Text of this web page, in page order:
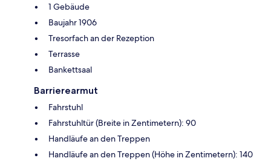
1 Gebäude
Baujahr 1906
Tresorfach an der Rezeption
Terrasse
Bankettsaal
Barrierearmut
Fahrstuhl
Fahrstuhltür (Breite in Zentimetern): 90
Handläufe an den Treppen
Handläufe an den Treppen (Höhe in Zentimetern): 140